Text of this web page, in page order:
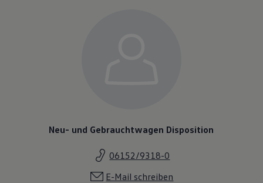
Neu- und Gebrauchtwagen Disposition
06152/9318-0
E-Mail schreiben